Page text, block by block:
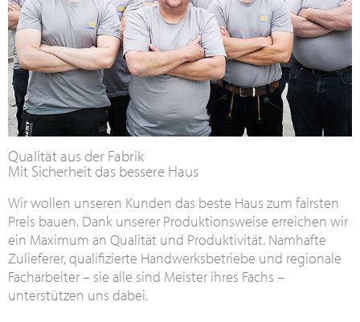
Qualität aus der Fabrik
Mit Sicherheit das bessere Haus
Wir wollen unseren Kunden das beste Haus zum fairsten
Preis bauen. Dank unserer Produktionsweise erreichen wir
ein Maximum an Qualität und Produktivität. Namhafte
Zulieferer, qualifizierte Handwerksbetriebe und regionale
Facharbeiter – sie alle sind Meister ihres Fachs –
unterstützen uns dabei.